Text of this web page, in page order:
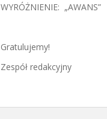
WYRÓŻNIENIE: „AWANS”
Gratulujemy!
Zespół redakcyjny